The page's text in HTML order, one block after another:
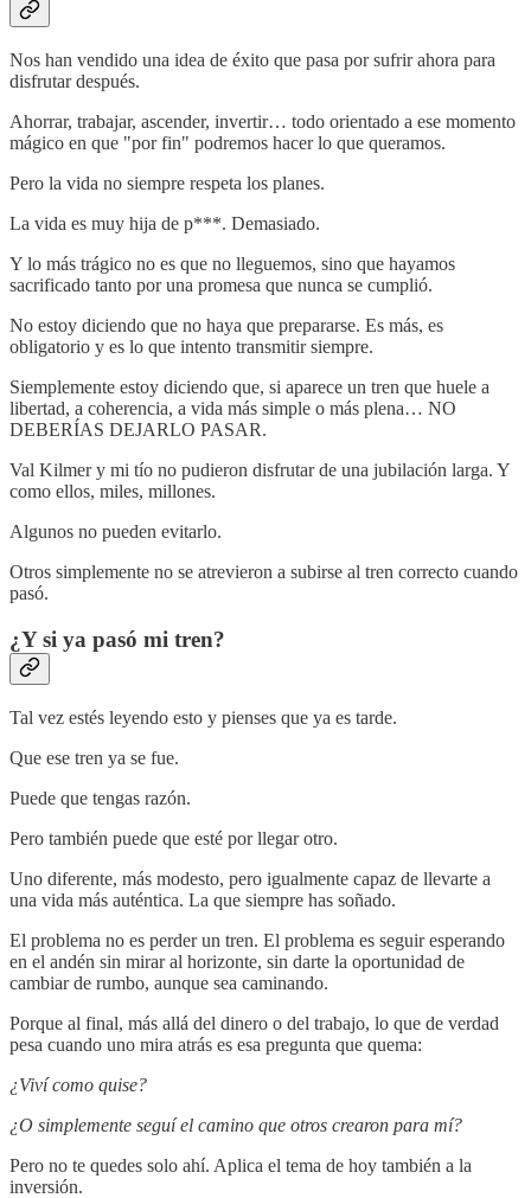
Nos han vendido una idea de éxito que pasa por sufrir ahora para
disfrutar después.
Ahorrar, trabajar, ascender, invertir… todo orientado a ese momento
mágico en que "por fin" podremos hacer lo que queramos.
Pero la vida no siempre respeta los planes.
La vida es muy hija de p***. Demasiado.
Y lo más trágico no es que no lleguemos, sino que hayamos
sacrificado tanto por una promesa que nunca se cumplió.
No estoy diciendo que no haya que prepararse. Es más, es
obligatorio y es lo que intento transmitir siempre.
Siemplemente estoy diciendo que, si aparece un tren que huele a
libertad, a coherencia, a vida más simple o más plena… NO
DEBERÍAS DEJARLO PASAR.
Val Kilmer y mi tío no pudieron disfrutar de una jubilación larga. Y
como ellos, miles, millones.
Algunos no pueden evitarlo.
Otros simplemente no se atrevieron a subirse al tren correcto cuando
pasó.
¿Y si ya pasó mi tren?
Tal vez estés leyendo esto y pienses que ya es tarde.
Que ese tren ya se fue.
Puede que tengas razón.
Pero también puede que esté por llegar otro.
Uno diferente, más modesto, pero igualmente capaz de llevarte a
una vida más auténtica. La que siempre has soñado.
El problema no es perder un tren. El problema es seguir esperando
en el andén sin mirar al horizonte, sin darte la oportunidad de
cambiar de rumbo, aunque sea caminando.
Porque al final, más allá del dinero o del trabajo, lo que de verdad
pesa cuando uno mira atrás es esa pregunta que quema:
¿Viví como quise?
¿O simplemente seguí el camino que otros crearon para mí?
Pero no te quedes solo ahí. Aplica el tema de hoy también a la
inversión.